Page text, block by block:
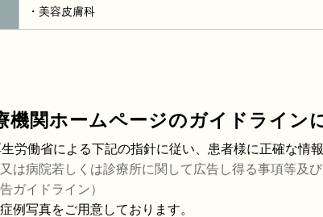
・美容皮膚科
機関ホームページのガイドライン
労働省による下記の指針に従い、患者様に正確な情
は病院若しくは診療所に関して広告し得る事項等及
ガイドライン）
例写真をご用意しております。